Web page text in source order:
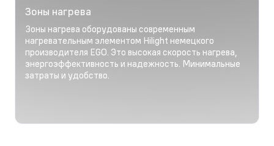
Зоны нагрева
Зоны нагрева оборудованы современным
нагревательным элементом Hilight немецкого
производителя EGO. Это высокая скорость нагрева,
энергоэффективность и надежность. Минимальные
затраты и удобство.